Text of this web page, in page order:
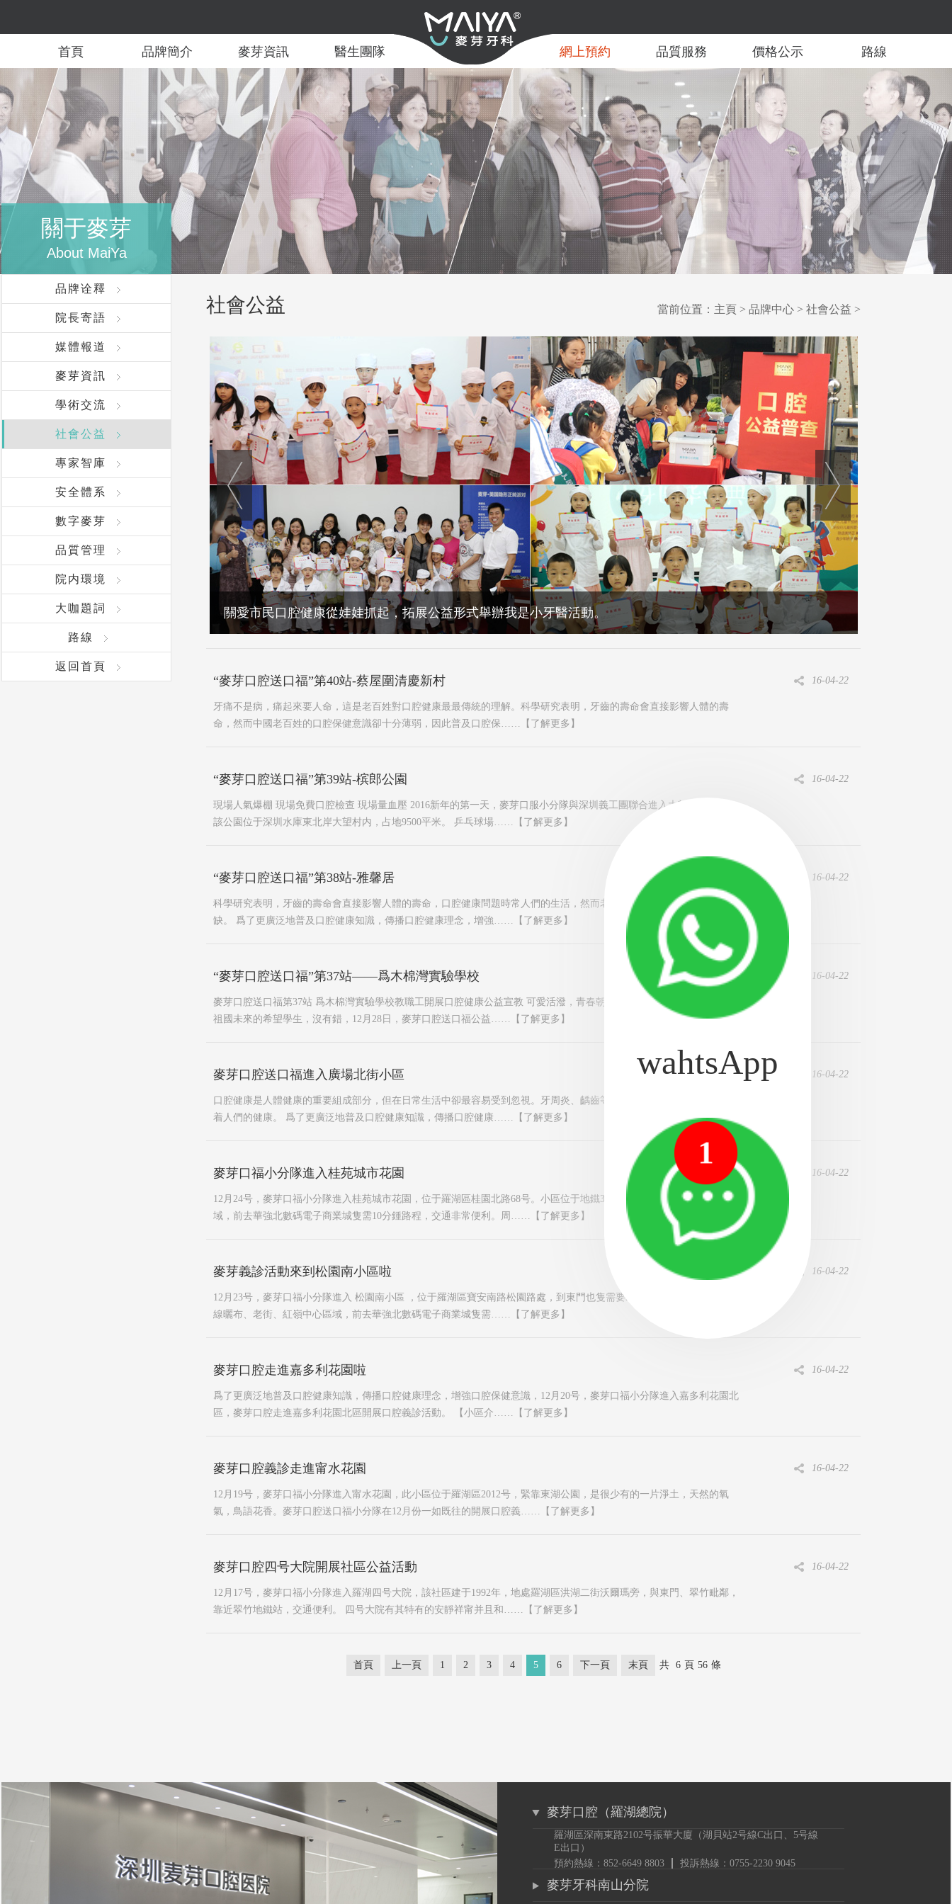
首頁 品牌簡介 麥芽資訊 醫生團隊 網上預約 品質服務 價格公示 路線
關于麥芽
About MaiYa
品牌诠釋
院長寄語
媒體報道
麥芽資訊
學術交流
社會公益
專家智庫
安全體系
數字麥芽
品質管理
院内環境
大咖題詞
路線
返回首頁
社會公益 當前位置： 主頁 > 品牌中心 > 社會公益 >
關愛市民口腔健康從娃娃抓起，拓展公益形式舉辦我是小牙醫活動。
16-04-22
“麥芽口腔送口福”第40站-蔡屋圍清慶新村
牙痛不是病，痛起來要人命，這是老百姓對口腔健康最最傳統的理解。科學研究表明，牙齒的壽命會直接影響人體的壽
命，然而中國老百姓的口腔保健意識卻十分薄弱，因此普及口腔保…… 【了解更多】
16-04-22
“麥芽口腔送口福”第39站-槟郎公園
現場人氣爆棚 現場免費口腔檢查 現場量血壓 2016新年的第一天，麥芽口服小分隊與深圳義工團聯合進入大望槟榔公園，
該公園位于深圳水庫東北岸大望村内，占地9500平米。 乒乓球場…… 【了解更多】
16-04-22
“麥芽口腔送口福”第38站-雅馨居
科學研究表明，牙齒的壽命會直接影響人體的壽命，口腔健康問題時常人們的生活，然而老百姓的口腔健康知識卻普遍欠
缺。 爲了更廣泛地普及口腔健康知識，傳播口腔健康理念，增強…… 【了解更多】
16-04-22
“麥芽口腔送口福”第37站——爲木棉灣實驗學校
麥芽口腔送口福第37站 爲木棉灣實驗學校教職工開展口腔健康公益宣教 可愛活潑，青春朝氣，祖國的花朵，都是形容我們
祖國未來的希望學生，沒有錯，12月28日，麥芽口腔送口福公益…… 【了解更多】
16-04-22
麥芽口腔送口福進入廣場北街小區
口腔健康是人體健康的重要組成部分，但在日常生活中卻最容易受到忽視。牙周炎、齲齒等口腔問題都在不同程度地影響
着人們的健康。 爲了更廣泛地普及口腔健康知識，傳播口腔健康…… 【了解更多】
16-04-22
麥芽口福小分隊進入桂苑城市花園
12月24号，麥芽口福小分隊進入桂苑城市花園，位于羅湖區桂園北路68号。小區位于地鐵3号線曬布、老街、紅嶺中心區
域，前去華強北數碼電子商業城隻需10分鍾路程，交通非常便利。周…… 【了解更多】
16-04-22
麥芽義診活動來到松園南小區啦
12月23号，麥芽口福小分隊進入 松園南小區 ，位于羅湖區寶安南路松園路處，到東門也隻需要5分鍾的車程，位于地鐵3号
線曬布、老街、紅嶺中心區域，前去華強北數碼電子商業城隻需…… 【了解更多】
16-04-22
麥芽口腔走進嘉多利花園啦
爲了更廣泛地普及口腔健康知識，傳播口腔健康理念，增強口腔保健意識，12月20号，麥芽口福小分隊進入嘉多利花園北
區，麥芽口腔走進嘉多利花園北區開展口腔義診活動。 【小區介…… 【了解更多】
16-04-22
麥芽口腔義診走進甯水花園
12月19号，麥芽口福小分隊進入甯水花園，此小區位于羅湖區2012号，緊靠東湖公園，是很少有的一片淨土，天然的氧
氣，鳥語花香。麥芽口腔送口福小分隊在12月份一如既往的開展口腔義…… 【了解更多】
16-04-22
麥芽口腔四号大院開展社區公益活動
12月17号，麥芽口福小分隊進入羅湖四号大院，該社區建于1992年，地處羅湖區洪湖二街沃爾瑪旁，與東門、翠竹毗鄰，
靠近翠竹地鐵站，交通便利。 四号大院有其特有的安靜祥甯并且和…… 【了解更多】
首頁 上一頁 1 2 3 4 5 6 下一頁 末頁 共 6 頁 56 條
wahtsApp
1
麥芽口腔（羅湖總院）
羅湖區深南東路2102号振華大廈（湖貝站2号線C出口、5号線
E出口）
預約熱線：852-6649 8803
投訴熱線：0755-2230 9045
麥芽牙科南山分院